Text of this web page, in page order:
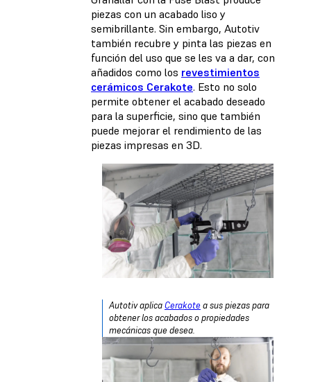
piezas con un acabado liso y
semibrillante. Sin embargo, Autotiv
también recubre y pinta las piezas en
función del uso que se les va a dar, con
añadidos como los revestimientos
cerámicos Cerakote. Esto no solo
permite obtener el acabado deseado
para la superficie, sino que también
puede mejorar el rendimiento de las
piezas impresas en 3D.
Autotiv aplicaCerakotea sus piezas para
obtener los acabados o propiedades
mecánicas que desea.